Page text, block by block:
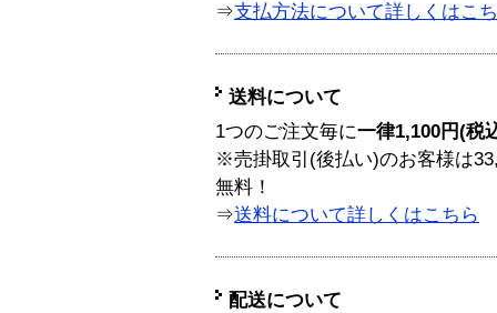
⇒支払方法について詳しくはこ
送料について
1つのご注文毎に一律1,100円(税
※売掛取引(後払い)のお客様は
無料！
⇒送料について詳しくはこちら
配送について